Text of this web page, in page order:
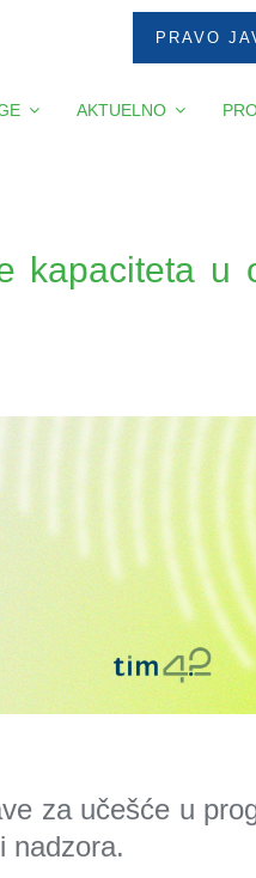
PRAVO
AKTUELNO
kapaciteta u
za učešće u
nadzora.